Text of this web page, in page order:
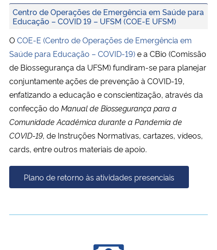
Gabinete de Segurança Institucional
Banco Central do Brasil
Planalto
Centro de Operações de Emergência em Saúde para
Educação – COVID 19 – UFSM (COE-E UFSM)
OCOE-E (Centro de Operações de Emergência em
Saúde para Educação – COVID-19)e a CBio (Comissão
de Biossegurança da UFSM) fundiram-se para planejar
conjuntamente ações de prevenção à COVID-19,
enfatizando a educação e conscientização, através da
confecção do Manual de Biossegurança para a
Comunidade Acadêmica durante a Pandemia de
COVID-19, de Instruções Normativas, cartazes, vídeos,
cards, entre outros materiais de apoio.
Plano de retorno às atividades presenciais